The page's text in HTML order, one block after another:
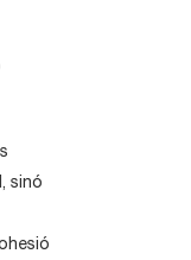
sinó